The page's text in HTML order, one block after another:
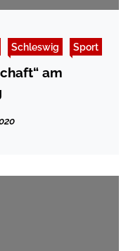
Schleswig Sport
am